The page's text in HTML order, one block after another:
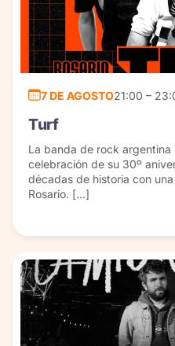
7 DE AGOSTO21:00 –
Turf
La banda de rock argentina
celebración de su 30º
décadas de historia con
Rosario. […]